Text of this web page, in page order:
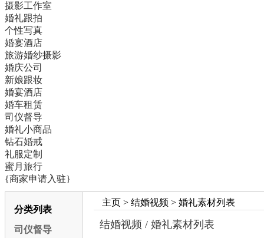
摄影工作室
婚礼跟拍
个性写真
婚宴酒店
旅游婚纱摄影
婚庆公司
新娘跟妆
婚宴酒店
婚车租赁
司仪督导
婚礼小商品
钻石婚戒
礼服定制
蜜月旅行
{商家申请入驻}
分类列表
司仪督导
主页 > 结婚视频 > 婚礼素材列表
结婚视频 / 婚礼素材列表